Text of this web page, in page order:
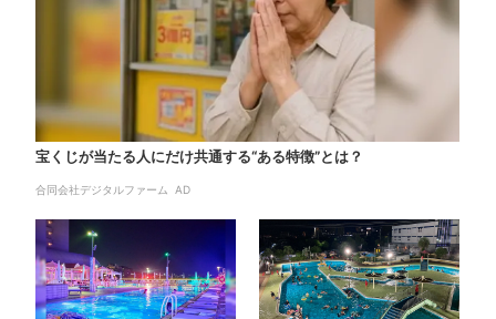
宝くじが当たる人にだけ共通する“ある特徴”とは？
合同会社デジタルファーム AD